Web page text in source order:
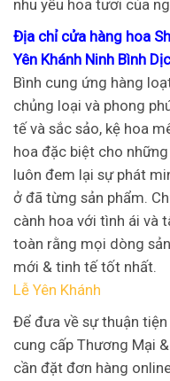
nhu yếu hoa tươi của
Địa chỉ cửa hàng hoa
Yên Khánh Ninh Bình
Bình cung ứng hàng
chủng loại và phong
tế và sắc sảo, kệ hoa
hoa đặc biệt cho
luôn đem lại sự phát
ở đã từng sản phẩm.
cành hoa với tình ái và
toàn rằng mọi dòng
mới & tinh tế tốt nhất.
Lễ Yên Khánh
Để đưa về sự thuận
cung cấp Thương Mại
cần đặt đơn hàng